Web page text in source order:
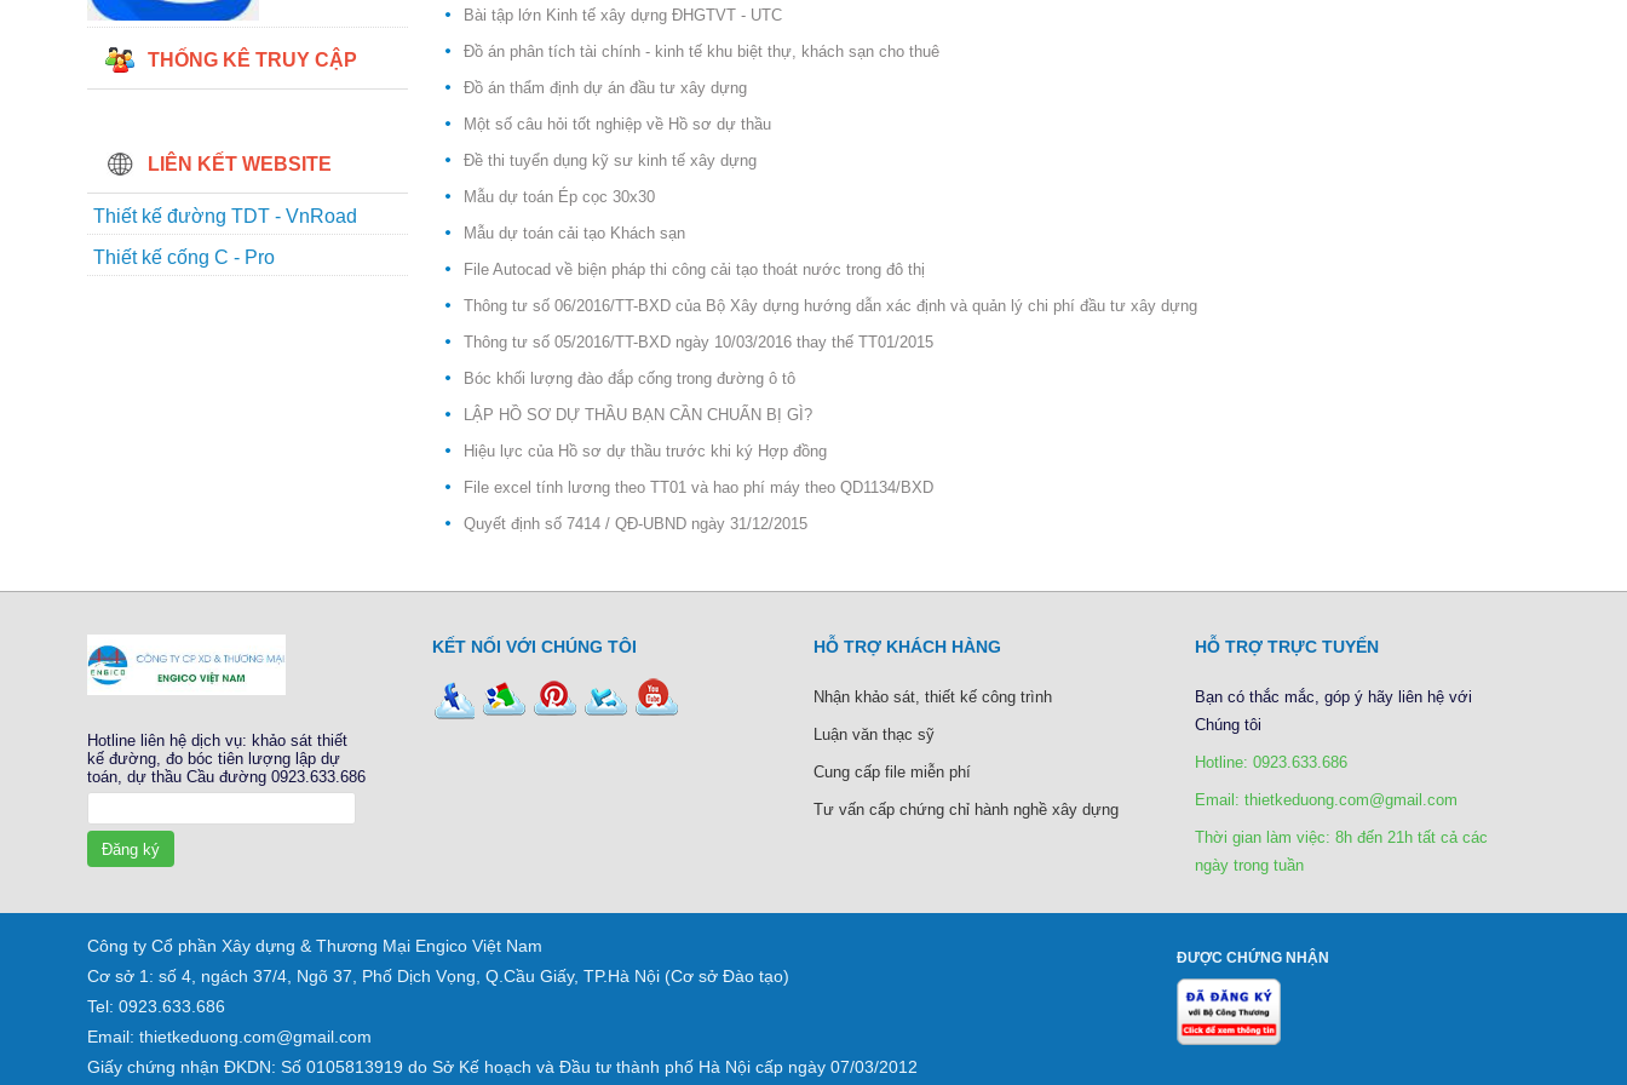
THỐNG KÊ TRUY CẬP
LIÊN KẾT WEBSITE
Thiết kế đường TDT - VnRoad
Thiết kế cống C - Pro
Bài tập lớn Kinh tế xây dựng ĐHGTVT - UTC
Đồ án phân tích tài chính - kinh tế khu biệt thự, khách sạn cho thuê
Đồ án thẩm định dự án đầu tư xây dựng
Một số câu hỏi tốt nghiệp về Hồ sơ dự thầu
Đề thi tuyển dụng kỹ sư kinh tế xây dựng
Mẫu dự toán Ép cọc 30x30
Mẫu dự toán cải tạo Khách sạn
File Autocad về biện pháp thi công cải tạo thoát nước trong đô thị
Thông tư số 06/2016/TT-BXD của Bộ Xây dựng hướng dẫn xác định và quản lý chi phí đầu tư xây dựng
Thông tư số 05/2016/TT-BXD ngày 10/03/2016 thay thế TT01/2015
Bóc khối lượng đào đắp cống trong đường ô tô
LẬP HỒ SƠ DỰ THẦU BẠN CẦN CHUẨN BỊ GÌ?
Hiệu lực của Hồ sơ dự thầu trước khi ký Hợp đồng
File excel tính lương theo TT01 và hao phí máy theo QD1134/BXD
Quyết định số 7414 / QĐ-UBND ngày 31/12/2015
Hotline liên hệ dịch vụ: khảo sát thiết
kế đường, đo bóc tiên lượng lập dự
toán, dự thầu Cầu đường 0923.633.686
Đăng ký
KẾT NỐI VỚI CHÚNG TÔI HỖ TRỢ KHÁCH HÀNG
Nhận khảo sát, thiết kế công trình
Luận văn thạc sỹ
Cung cấp file miễn phí
Tư vấn cấp chứng chỉ hành nghề xây dựng
HỖ TRỢ TRỰC TUYẾN
Bạn có thắc mắc, góp ý hãy liên hệ với
Chúng tôi
Hotline: 0923.633.686
Email: thietkeduong.com@gmail.com
Thời gian làm việc: 8h đến 21h tất cả các
ngày trong tuần
Công ty Cổ phần Xây dựng & Thương Mại Engico Việt Nam
Cơ sở 1: số 4, ngách 37/4, Ngõ 37, Phố Dịch Vọng, Q.Cầu Giấy, TP.Hà Nội (Cơ sở Đào tạo)
Tel: 0923.633.686
Email: thietkeduong.com@gmail.com
Giấy chứng nhận ĐKDN: Số 0105813919 do Sở Kế hoạch và Đầu tư thành phố Hà Nội cấp ngày 07/03/2012
ĐƯỢC CHỨNG NHẬN